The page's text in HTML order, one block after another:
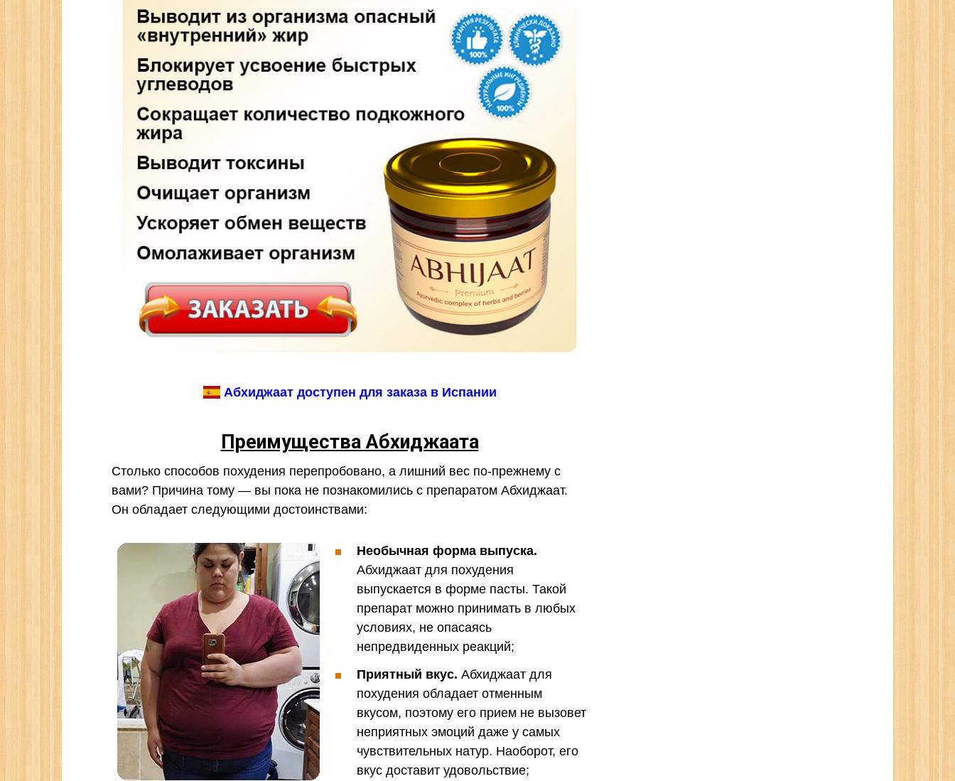
Абхиджаат доступен для заказа в Испании
Преимущества Абхиджаата
Столько способов похудения перепробовано, а лишний вес по-прежнему с
вами? Причина тому — вы пока не познакомились с препаратом Абхиджаат.
Он обладает следующими достоинствами:
Необычная форма выпуска.
Абхиджаат для похудения
выпускается в форме пасты. Такой
препарат можно принимать в любых
условиях, не опасаясь
непредвиденных реакций;
Приятный вкус. Абхиджаат для
похудения обладает отменным
вкусом, поэтому его прием не вызовет
неприятных эмоций даже у самых
чувствительных натур. Наоборот, его
вкус доставит удовольствие;